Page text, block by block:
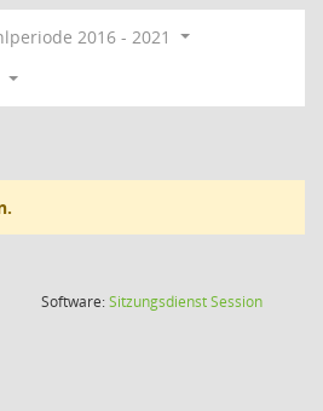
2016 - 2021
Software:SitzungsdienstSession(Wird in